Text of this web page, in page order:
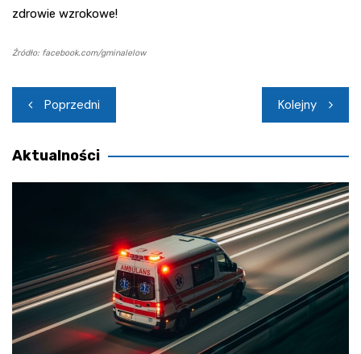
zdrowie wzrokowe!
Źródło: facebook.com/gminalelow
Nawigacja
wpisu
Poprzedni Kolejny
Aktualności